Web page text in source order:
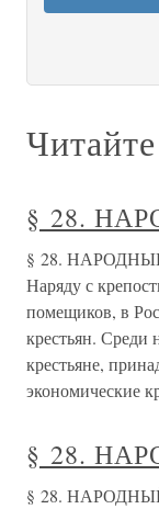
§ 28.
§ 28.
Наряду с
помещиков, в
крестьян. Среди
крестьяне,
экономические
§ 28.
§ 28.